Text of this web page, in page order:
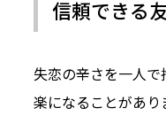
信頼できる
失恋の辛さを一人で
楽になることがあり